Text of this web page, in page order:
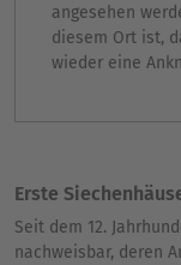
angesehen
diesem Ort ist,
wieder eine
Erste
Seit dem 12.
nachweisbar, deren